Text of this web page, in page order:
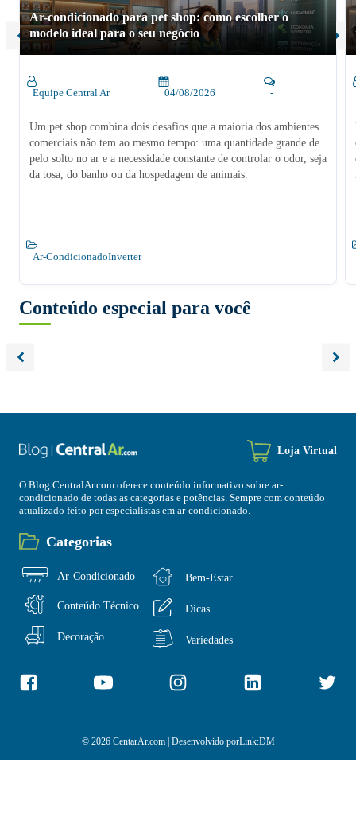
Ar-condicionado para pet shop: como escolher o
modelo ideal para o seu negócio
Equipe Central Ar 04/08/2026 -
Um pet shop combina dois desafios que a maioria dos ambientes
comerciais não tem ao mesmo tempo: uma quantidade grande de
pelo solto no ar e a necessidade constante de controlar o odor, seja
da tosa, do banho ou da hospedagem de animais.
Ar-CondicionadoInverter
Conteúdo especial para você
Loja Virtual
O Blog CentralAr.com oferece conteúdo informativo sobre ar-
condicionado de todas as categorias e potências. Sempre com conteúdo
atualizado feito por especialistas em ar-condicionado.
Categorias
Ar-Condicionado
Conteúdo Técnico
Decoração
Bem-Estar
Dicas
Variedades
© 2026 CentarAr.com | Desenvolvido porLink:DM